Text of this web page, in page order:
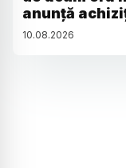
anunță
10.08.2026